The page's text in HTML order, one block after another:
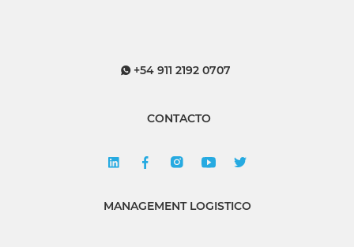
+54 911 2192 0707
CONTACTO
MANAGEMENT LOGISTICO